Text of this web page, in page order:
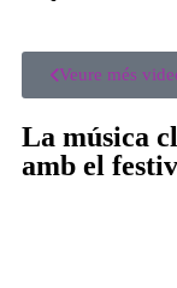
Veure més
La música
amb el